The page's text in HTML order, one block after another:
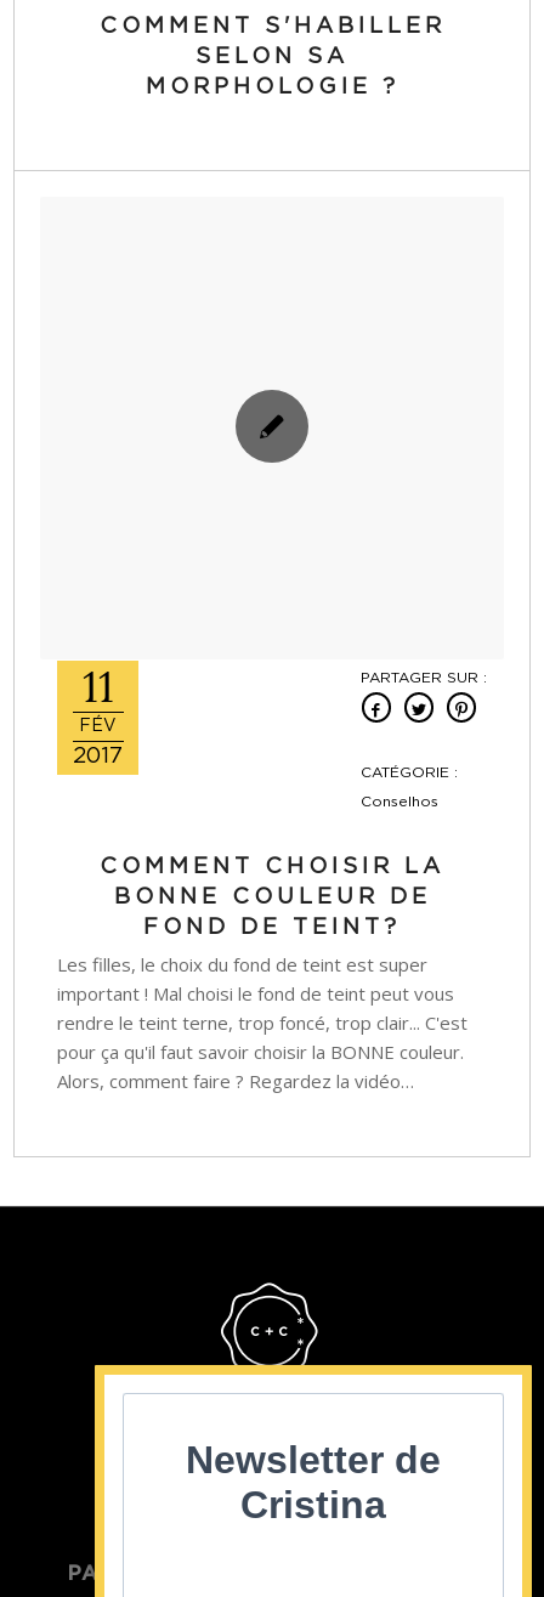
COMMENT S'HABILLER
SELON SA
MORPHOLOGIE ?
11
FÉV
2017
PARTAGER SUR :
CATÉGORIE :
Conselhos
COMMENT CHOISIR LA
BONNE COULEUR DE
FOND DE TEINT?
Les filles, le choix du fond de teint est super
important ! Mal choisi le fond de teint peut vous
rendre le teint terne, trop foncé, trop clair... C'est
pour ça qu'il faut savoir choisir la BONNE couleur.
Alors, comment faire ? Regardez la vidéo…
PARTICULIER
Newsletter de
Cristina